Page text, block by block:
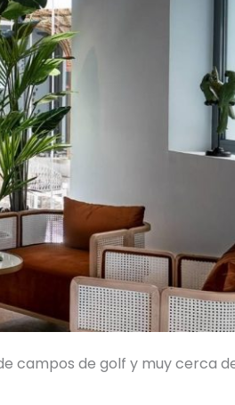
campos de golf y muy cerca